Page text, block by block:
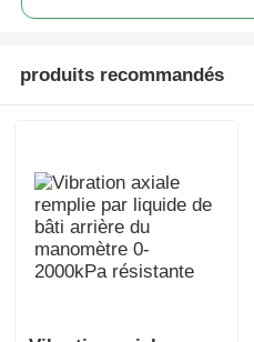
produits recommandés